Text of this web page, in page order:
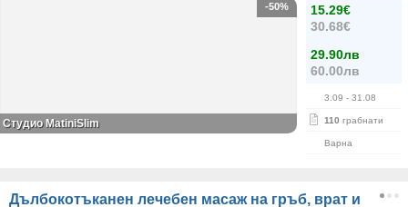
15.29€
30.68€
29.90лв
60.00лв
3.09 - 31.08
110 грабнати
Варна
-50%
Студио MatiniSlim
Дълбокотъканен лечебен масаж на гръб, врат и